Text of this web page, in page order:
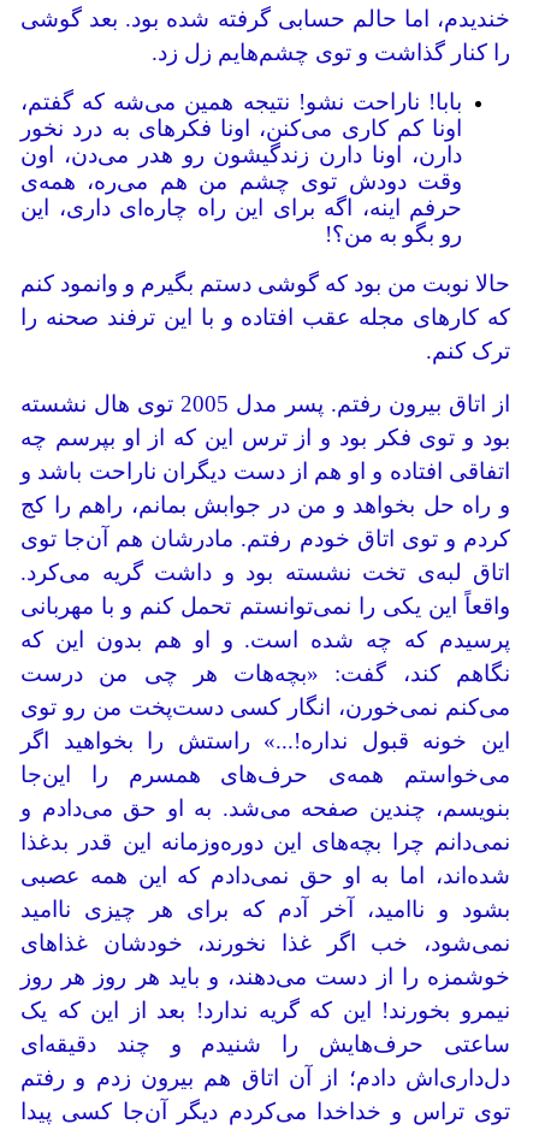
خندیدم، اما حالم حسابی گرفته شده بود. بعد گوشی
را کنار گذاشت و توی چشم‌هایم زل زد.
بابا! ناراحت نشو! نتیجه همین می‌شه که گفتم،
اونا کم کاری می‌کنن، اونا فکرهای به درد نخور
دارن، اونا دارن زندگیشون رو هدر می‌دن، اون
وقت دودش توی چشم من هم می‌ره، همه‌ی
حرفم اینه، اگه برای این راه چاره‌ای داری، این
رو بگو به من؟!
حالا نوبت من بود که گوشی دستم بگیرم و وانمود کنم
که کارهای مجله عقب افتاده و با این ترفند صحنه را
ترک کنم.
از اتاق بیرون رفتم. پسر مدل 2005 توی هال نشسته
بود و توی فکر بود و از ترس این که از او بپرسم چه
اتفاقی افتاده و او هم از دست دیگران ناراحت باشد و
و راه حل بخواهد و من در جوابش بمانم، راهم را کج
کردم و توی اتاق خودم رفتم. مادرشان هم آن‌جا توی
اتاق لبه‌ی تخت نشسته بود و داشت گریه می‌کرد.
واقعاً این یکی را نمی‌توانستم تحمل کنم و با مهربانی
پرسیدم که چه شده است. و او هم بدون این که
نگاهم کند، گفت: «بچه‌هات هر چی من درست
می‌کنم نمی‌خورن، انگار کسی دست‌پخت من رو توی
این خونه قبول نداره!...» راستش را بخواهید اگر
می‌خواستم همه‌ی حرف‌های همسرم را این‌جا
بنویسم، چندین صفحه می‌شد. به او حق می‌دادم و
نمی‌دانم چرا بچه‌های این دوره‌وزمانه این قدر بدغذا
شده‌اند، اما به او حق نمی‌دادم که این همه عصبی
بشود و ناامید، آخر آدم که برای هر چیزی ناامید
نمی‌شود، خب اگر غذا نخورند، خودشان غذاهای
خوشمزه را از دست می‌دهند، و باید هر روز هر روز
نیمرو بخورند! این که گریه ندارد! بعد از این که یک
ساعتی حرف‌هایش را شنیدم و چند دقیقه‌ای
دل‌داری‌اش دادم؛ از آن اتاق هم بیرون زدم و رفتم
توی تراس و خداخدا می‌کردم دیگر آن‌جا کسی پیدا